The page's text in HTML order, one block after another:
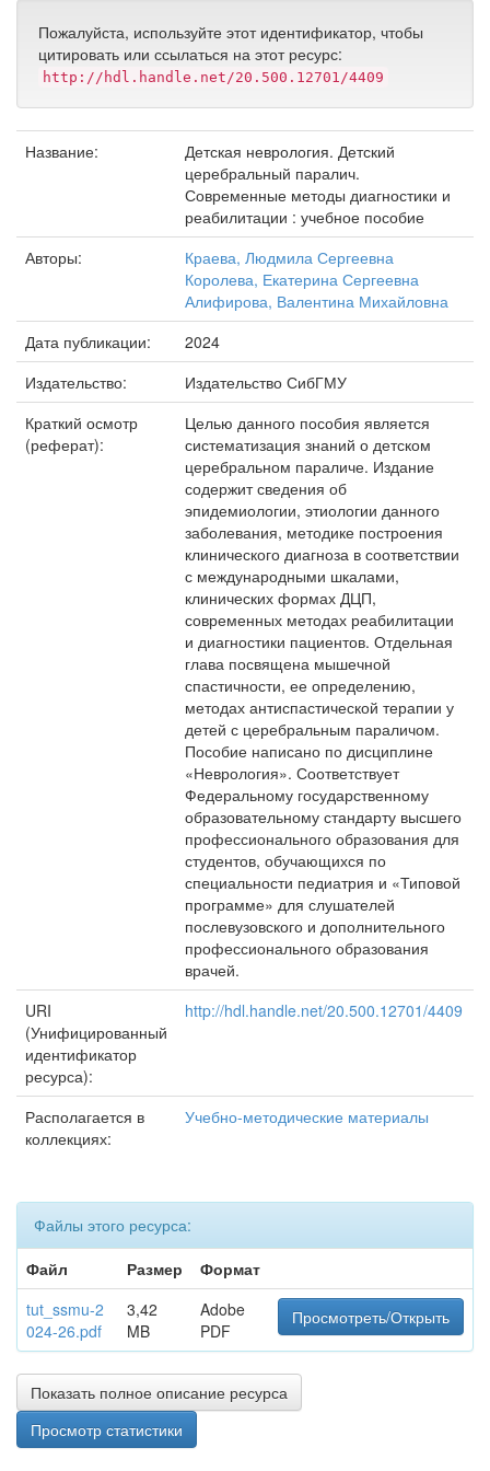
Пожалуйста, используйте этот идентификатор, чтобы
цитировать или ссылаться на этот ресурс:
http://hdl.handle.net/20.500.12701/4409
Название:
Детская неврология. Детский
церебральный паралич.
Современные методы диагностики и
реабилитации : учебное пособие
Авторы:
Краева, Людмила Сергеевна
Королева, Екатерина Сергеевна
Алифирова, Валентина Михайловна
Дата публикации:
2024
Издательство:
Издательство СибГМУ
Краткий осмотр
(реферат):
Целью данного пособия является
систематизация знаний о детском
церебральном параличе. Издание
содержит сведения об
эпидемиологии, этиологии данного
заболевания, методике построения
клинического диагноза в соответствии
с международными шкалами,
клинических формах ДЦП,
современных методах реабилитации
и диагностики пациентов. Отдельная
глава посвящена мышечной
спастичности, ее определению,
методах антиспастической терапии у
детей с церебральным параличом.
Пособие написано по дисциплине
«Неврология». Соответствует
Федеральному государственному
образовательному стандарту высшего
профессионального образования для
студентов, обучающихся по
специальности педиатрия и «Типовой
программе» для слушателей
послевузовского и дополнительного
профессионального образования
врачей.
URI
(Унифицированный
идентификатор
ресурса):
http://hdl.handle.net/20.500.12701/4409
Располагается в
коллекциях:
Учебно-методические материалы
Файлы этого ресурса:
Файл
Размер
Формат
tut_ssmu-2
024-26.pdf
3,42
MB
Adobe
PDF
Просмотреть/Открыть
Показать полное описание ресурса
Просмотр статистики